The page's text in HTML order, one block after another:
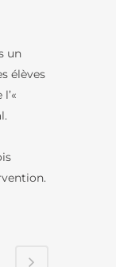
un
élèves